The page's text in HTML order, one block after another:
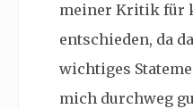
meiner Kritik für
entschieden, da
wichtiges
mich durchweg